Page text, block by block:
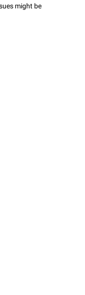
might be